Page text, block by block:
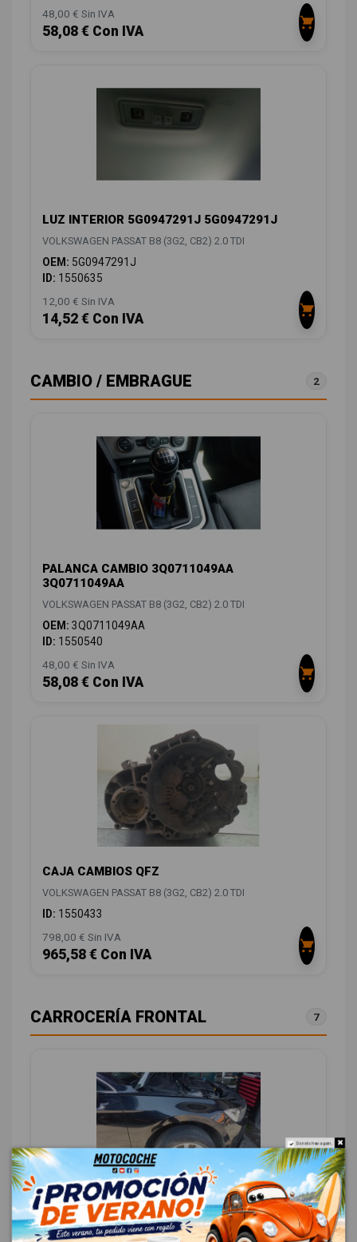
48,00 € Sin IVA
58,08 € Con IVA
LUZ INTERIOR 5G0947291J 5G0947291J
VOLKSWAGEN PASSAT B8 (3G2, CB2) 2.0 TDI
OEM: 5G0947291J
ID: 1550635
12,00 € Sin IVA
14,52 € Con IVA
CAMBIO / EMBRAGUE 2
PALANCA CAMBIO 3Q0711049AA
3Q0711049AA
VOLKSWAGEN PASSAT B8 (3G2, CB2) 2.0 TDI
OEM: 3Q0711049AA
ID: 1550540
48,00 € Sin IVA
58,08 € Con IVA
CAJA CAMBIOS QFZ
VOLKSWAGEN PASSAT B8 (3G2, CB2) 2.0 TDI
ID: 1550433
798,00 € Sin IVA
965,58 € Con IVA
CARROCERÍA FRONTAL 7
ALETA DELANTERA DERECHA 3G0821022B
3G0821022B VG0563033
Do not show again.